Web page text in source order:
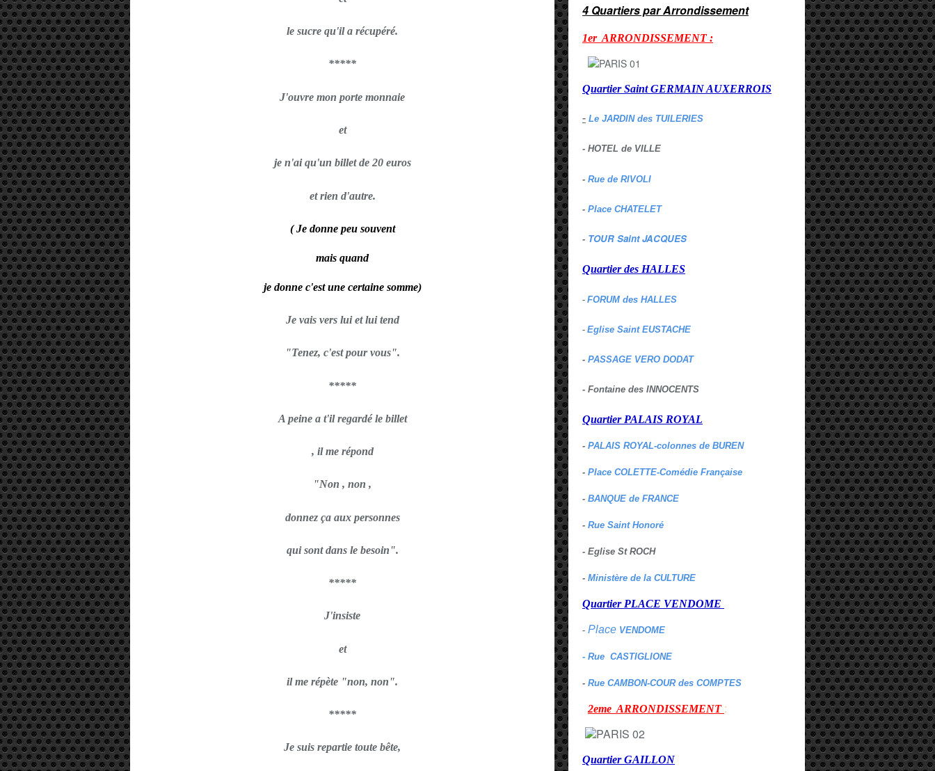
le sucre qu'il a récupéré.
*****
J'ouvre mon porte monnaie
et
je n'ai qu'un billet de 20 euros
et rien d'autre.
( Je donne peu souvent
mais quand
je donne c'est une certaine somme)
Je vais vers lui et lui tend
"Tenez, c'est pour vous".
*****
A peine a t'il regardé le billet
, il me répond
"Non , non ,
donnez ça aux personnes
qui sont dans le besoin".
*****
J'insiste
et
il me répète "non, non".
*****
Je suis repartie toute bête,
4 Quartiers par Arrondissement
1er ARRONDISSEMENT :
Quartier Saint GERMAIN AUXERROIS
- Le JARDIN des TUILERIES
- HOTEL de VILLE
- Rue de RIVOLI
- Place CHATELET
- TOUR Saint JACQUES
Quartier des HALLES
- FORUM des HALLES
- Eglise Saint EUSTACHE
- PASSAGE VERO DODAT
- Fontaine des INNOCENTS
Quartier PALAIS ROYAL
- PALAIS ROYAL-colonnes de BUREN
- Place COLETTE-Comédie Française
- BANQUE de FRANCE
- Rue Saint Honoré
- Eglise St ROCH
- Ministère de la CULTURE
Quartier PLACE VENDOME
- Place VENDOME
- Rue CASTIGLIONE
- Rue CAMBON-COUR des COMPTES
2eme ARRONDISSEMENT :
Quartier GAILLON